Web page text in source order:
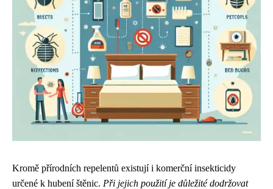
Kromě přírodních repelentů existují i komerční insekticidy
určené k hubení štěnic. Při jejich použití je důležité dodržovat